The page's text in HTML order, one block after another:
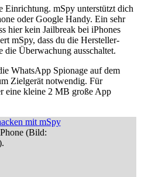
Einrichtung. mSpy unterstützt dich
oder Google Handy. Ein sehr
hier kein Jailbreak bei iPhones
mSpy, dass du die Hersteller-
die Überwachung ausschaltet.
WhatsApp Spionage auf dem
Zielgerät notwendig. Für
eine kleine 2 MB große App
(Bild: